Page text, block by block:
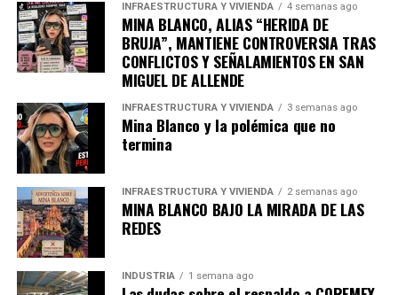
INFRAESTRUCTURA Y VIVIENDA 4 semanas ago
MINA BLANCO, ALIAS “HERIDA DE
BRUJA”, MANTIENE CONTROVERSIA TRAS
CONFLICTOS Y SEÑALAMIENTOS EN SAN
MIGUEL DE ALLENDE
INFRAESTRUCTURA Y VIVIENDA 3 semanas ago
Mina Blanco y la polémica que no
termina
INFRAESTRUCTURA Y VIVIENDA 2 semanas ago
MINA BLANCO BAJO LA MIRADA DE LAS
REDES
INDUSTRIA 1 semana ago